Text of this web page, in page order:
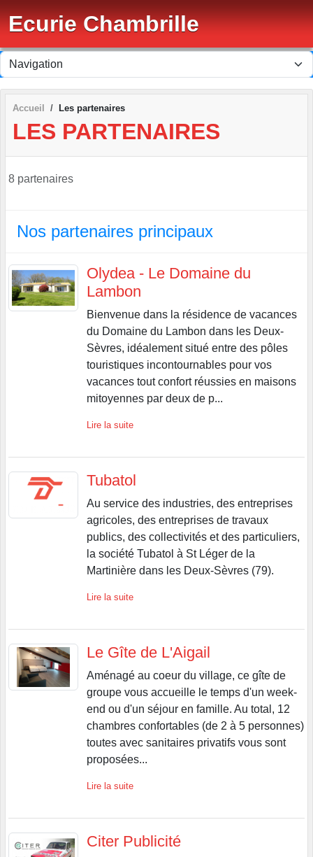
Ecurie Chambrille
Accueil Les partenaires
LES PARTENAIRES
8 partenaires
Nos partenaires principaux
Olydea - Le Domaine du
Lambon
Bienvenue dans la résidence de vacances
du Domaine du Lambon dans les Deux-
Sèvres, idéalement situé entre des pôles
touristiques incontournables pour vos
vacances tout confort réussies en maisons
mitoyennes par deux de p...
Lire la suite
Tubatol
Au service des industries, des entreprises
agricoles, des entreprises de travaux
publics, des collectivités et des particuliers,
la société Tubatol à St Léger de la
Martinière dans les Deux-Sèvres (79).
Lire la suite
Le Gîte de L'Aigail
Aménagé au coeur du village, ce gîte de
groupe vous accueille le temps d'un week-
end ou d'un séjour en famille. Au total, 12
chambres confortables (de 2 à 5 personnes)
toutes avec sanitaires privatifs vous sont
proposées...
Lire la suite
Citer Publicité